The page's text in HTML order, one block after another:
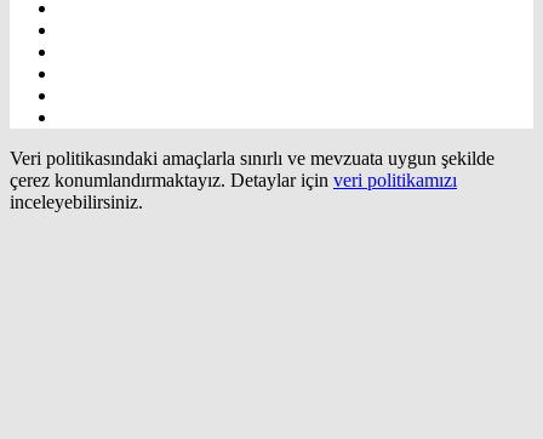
Veri politikasındaki amaçlarla sınırlı ve mevzuata uygun şekilde
çerez konumlandırmaktayız. Detaylar için veri politikamızı
inceleyebilirsiniz.